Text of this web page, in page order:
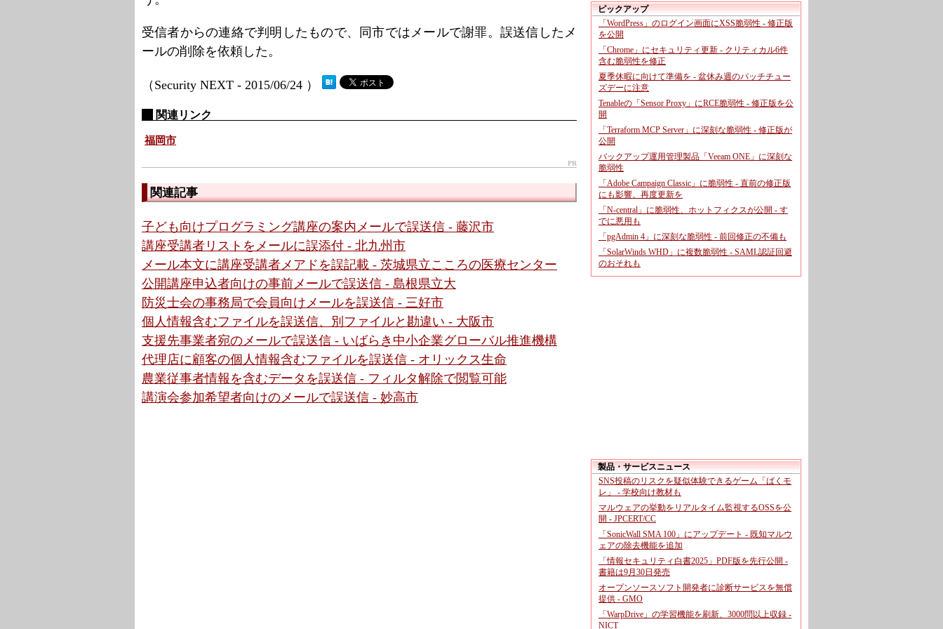
受信者からの連絡で判明したもので、同市ではメールで謝罪。誤送信したメ
ールの削除を依頼した。
（Security NEXT - 2015/06/24 ）
関連リンク
福岡市
PR
関連記事
子ども向けプログラミング講座の案内メールで誤送信 - 藤沢市
講座受講者リストをメールに誤添付 - 北九州市
メール本文に講座受講者メアドを誤記載 - 茨城県立こころの医療センター
公開講座申込者向けの事前メールで誤送信 - 島根県立大
防災士会の事務局で会員向けメールを誤送信 - 三好市
個人情報含むファイルを誤送信、別ファイルと勘違い - 大阪市
支援先事業者宛のメールで誤送信 - いばらき中小企業グローバル推進機構
代理店に顧客の個人情報含むファイルを誤送信 - オリックス生命
農業従事者情報を含むデータを誤送信 - フィルタ解除で閲覧可能
講演会参加希望者向けのメールで誤送信 - 妙高市
ピックアップ
「WordPress」のログイン画面にXSS脆弱性 - 修正版
を公開
「Chrome」にセキュリティ更新 - クリティカル6件
含む脆弱性を修正
夏季休暇に向けて準備を - 盆休み週のパッチチュー
ズデーに注意
Tenableの「Sensor Proxy」にRCE脆弱性 - 修正版を公
開
「Terraform MCP Server」に深刻な脆弱性 - 修正版が
公開
バックアップ運用管理製品「Veeam ONE」に深刻な
脆弱性
「Adobe Campaign Classic」に脆弱性 - 直前の修正版
にも影響、再度更新を
「N-central」に脆弱性、ホットフィクスが公開 - す
でに悪用も
「pgAdmin 4」に深刻な脆弱性 - 前回修正の不備も
「SolarWinds WHD」に複数脆弱性 - SAML認証回避
のおそれも
製品・サービスニュース
SNS投稿のリスクを疑似体験できるゲーム「ばくモ
レ」 - 学校向け教材も
マルウェアの挙動をリアルタイム監視するOSSを公
開 - JPCERT/CC
「SonicWall SMA 100」にアップデート - 既知マルウ
ェアの除去機能を追加
「情報セキュリティ白書2025」PDF版を先行公開 -
書籍は9月30日発売
オープンソースソフト開発者に診断サービスを無償
提供 - GMO
「WarpDrive」の学習機能を刷新、3000問以上収録 -
NICT